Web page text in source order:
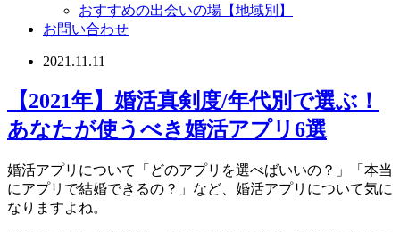
おすすめの出会いの場【地域別】
お問い合わせ
2021.11.11
【2021年】婚活真剣度/年代別で選ぶ！
あなたが使うべき婚活アプリ6選
婚活アプリについて「どのアプリを選べばいいの？」「本当
にアプリで結婚できるの？」など、婚活アプリについて気に
なりますよね。